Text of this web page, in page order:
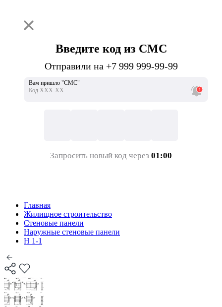
Введите код из СМС
Отправили на +7 999 999-99-99
Вам пришло "СМС"
Код ХХХ-ХХ
Запросить новый код через 01:00
Главная
Жилищное строительство
Стеновые панели
Наружные стеновые панели
Н 1-1